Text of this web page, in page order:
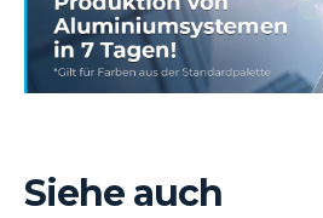
Siehe auch